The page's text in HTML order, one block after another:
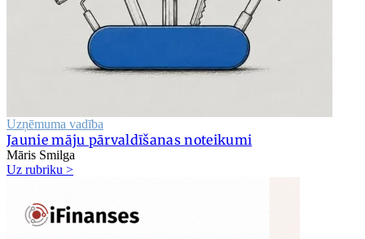
Uzņēmuma vadība
Jaunie māju pārvaldīšanas noteikumi
Māris Smilga
Uz rubriku >